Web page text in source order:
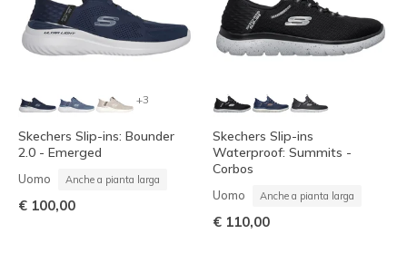
+3
Skechers Slip-ins: Bounder
2.0 - Emerged
Uomo Anche a pianta larga
€ 100,00
Skechers Slip-ins
Waterproof: Summits -
Corbos
Uomo Anche a pianta larga
€ 110,00